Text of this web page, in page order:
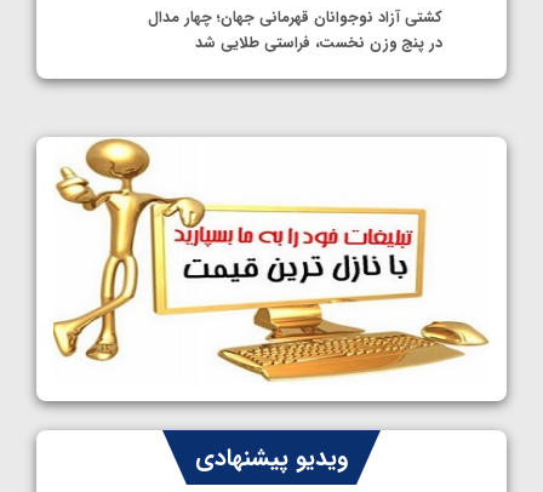
کشتی آزاد نوجوانان قهرمانی جهان؛ چهار مدال
در پنج وزن نخست، فراستی طلایی شد
1405/05/11
کشتی آزاد نوجوانان جهان؛ رقبای نمایندگان
ایران مشخص شدند
1405/05/08
کشتی فرنگی نوجوانان جهان؛ سکوی تیمی
سوم برای ایران
1405/05/07
ایران چشم به راه چهار مدال در پنج وزن دوم
کشتی فرنگی نوجوانان جهانویدیو پیشنهادی